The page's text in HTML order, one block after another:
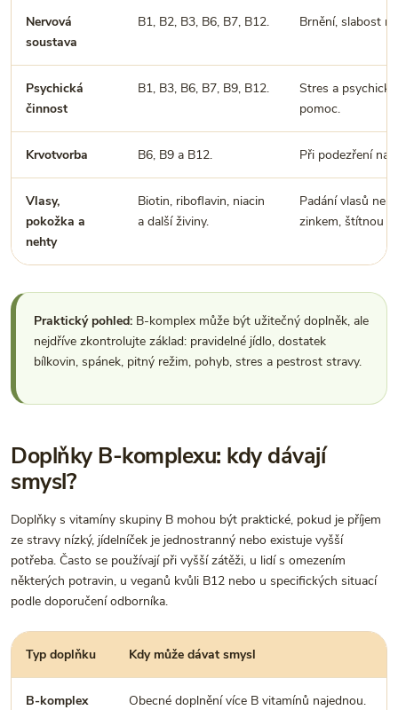
Nervová
soustava
B1, B2, B3, B6, B7, B12. Brnění, slabost
Psychická
činnost
B1, B3, B6, B7, B9, B12.
Stres a
pomoc.
Krvotvorba B6, B9 a B12. Při podezření na
Vlasy,
pokožka a
nehty
Biotin, riboflavin, niacin
a další živiny.
Padání vlasů
zinkem, štítnou
Praktický pohled: B-komplex může být užitečný doplněk, ale
nejdříve zkontrolujte základ: pravidelné jídlo, dostatek
bílkovin, spánek, pitný režim, pohyb, stres a pestrost stravy.
Doplňky B-komplexu: kdy dávají
smysl?
Doplňky s vitamíny skupiny B mohou být praktické, pokud je příjem
ze stravy nízký, jídelníček je jednostranný nebo existuje vyšší
potřeba. Často se používají při vyšší zátěži, u lidí s omezením
některých potravin, u veganů kvůli B12 nebo u specifických situací
podle doporučení odborníka.
Typ doplňku Kdy může dávat smysl
B-komplex Obecné doplnění více B vitamínů najednou.